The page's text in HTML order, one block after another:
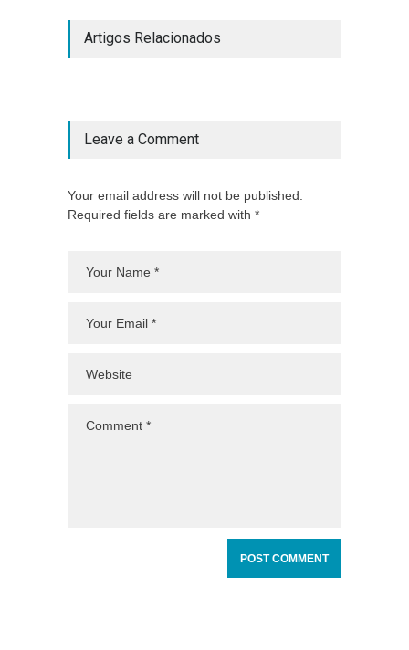
Artigos Relacionados
Leave a Comment
Your email address will not be published.
Required fields are marked with *